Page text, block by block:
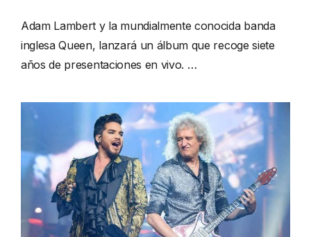
Adam Lambert y la mundialmente conocida banda
inglesa Queen, lanzará un álbum que recoge siete
años de presentaciones en vivo. …